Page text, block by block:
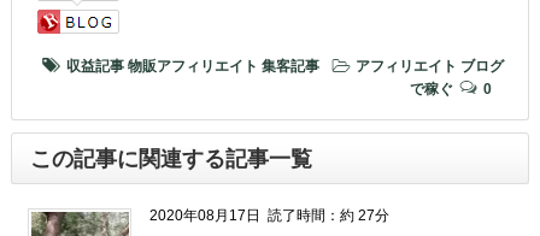
収益記事 物販アフィリエイト 集客記事 アフィリエイト ブログ
で稼ぐ
0
この記事に関連する記事一覧
2020年08月17日 読了時間：約 27分